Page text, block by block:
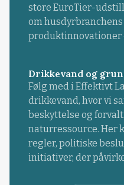
store EuroTier-
om husdyrbranchens
produktinnovationer
Drikkevand og
Følg med i Effektivt
drikkevand, hvor vi
beskyttelse og
naturressource. Her
regler, politiske
initiativer, der